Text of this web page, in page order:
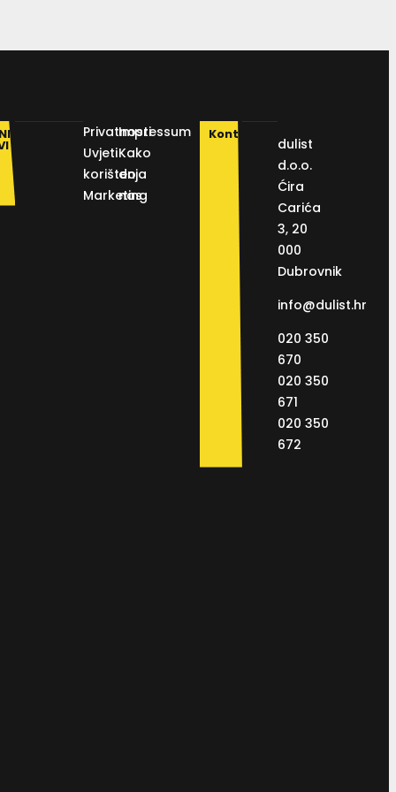
Privatnosti
Uvjeti
korištenja
Marketing
Impressum
Kako
do
nas
Kontakt
dulist
d.o.o.
Ćira
Carića
3, 20
000
Dubrovnik
info@dulist.hr
020 350
670
020 350
671
020 350
672